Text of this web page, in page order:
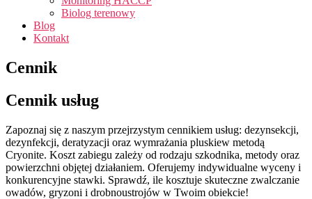
Biolog terenowy
Blog
Kontakt
Cennik
Cennik usług
Zapoznaj się z naszym przejrzystym cennikiem usług: dezynsekcji,
dezynfekcji, deratyzacji oraz wymrażania pluskiew metodą
Cryonite. Koszt zabiegu zależy od rodzaju szkodnika, metody oraz
powierzchni objętej działaniem. Oferujemy indywidualne wyceny i
konkurencyjne stawki. Sprawdź, ile kosztuje skuteczne zwalczanie
owadów, gryzoni i drobnoustrojów w Twoim obiekcie!